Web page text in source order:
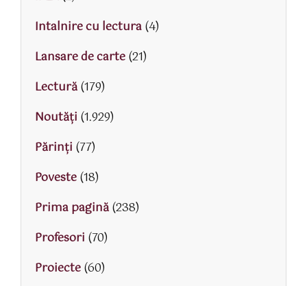
Intalnire cu lectura(4)
Lansare de carte(21)
Lectură(179)
Noutăți (1.929)
Părinţi (77)
Poveste(18)
Prima pagină(238)
Profesori (70)
Proiecte(60)